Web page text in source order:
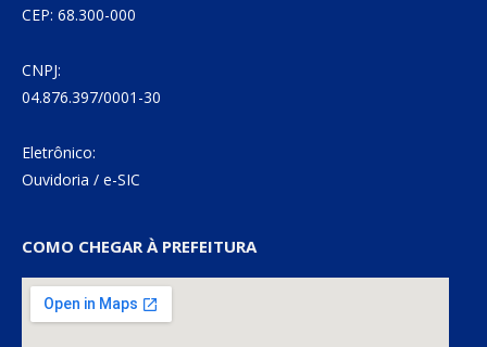
CEP: 68.300-000
CNPJ:
04.876.397/0001-30
Eletrônico:
Ouvidoria / e-SIC
COMO CHEGAR À PREFEITURA